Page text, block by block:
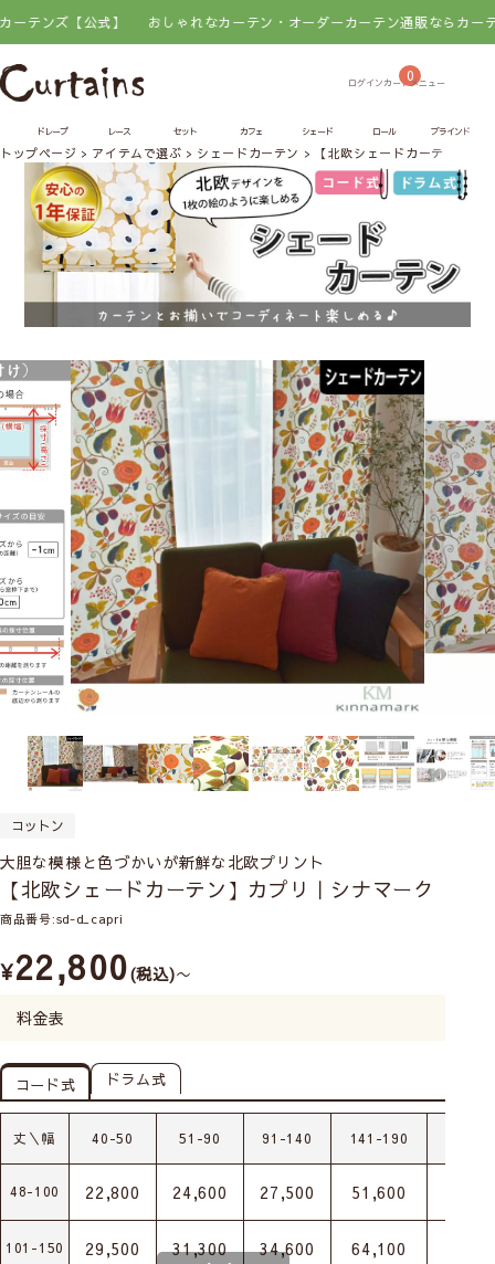
【公式】 おしゃれなカーテン・オーダーカーテン通販ならカーテンズ【
0
ドレープ レース セット カフェ シェード ロール ブラインド
トップページ アイテムで選ぶ シェードカーテン 【北欧シェードカーテン】カ
コットン
大胆な模様と色づかいが新鮮な北欧プリント
【北欧シェードカーテン】カプリ｜シナマーク
商品番号 sd-d_capri
¥22,800 税込 〜
料金表
コード式 ドラム式
丈＼幅 40-50 51-90 91-140 141-190
48-100 22,800 24,600 27,500 51,600
101-150 29,500 31,300 34,600 64,100